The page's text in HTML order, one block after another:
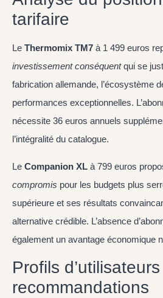
tarifaire
Le Thermomix TM7 à 1 499 euros
investissement conséquentqui se
fabrication allemande, l’écosystème
performances exceptionnelles.
nécessite 36 euros annuels
l’intégralité du catalogue.
Le Companion XL à 799 euros
compromis pour les budgets plus
supérieure et ses résultats
alternative crédible. L’absence
également un avantage économique
Profils
recommandations